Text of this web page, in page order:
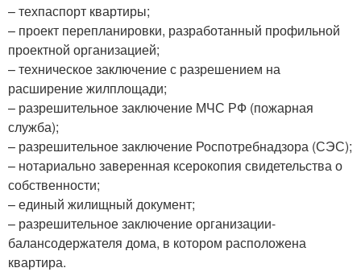
– техпаспорт квартиры;
– проект перепланировки, разработанный профильной
проектной организацией;
– техническое заключение с разрешением на
расширение жилплощади;
– разрешительное заключение МЧС РФ (пожарная
служба);
– разрешительное заключение Роспотребнадзора (СЭС);
– нотариально заверенная ксерокопия свидетельства о
собственности;
– единый жилищный документ;
– разрешительное заключение организации-
балансодержателя дома, в котором расположена
квартира.